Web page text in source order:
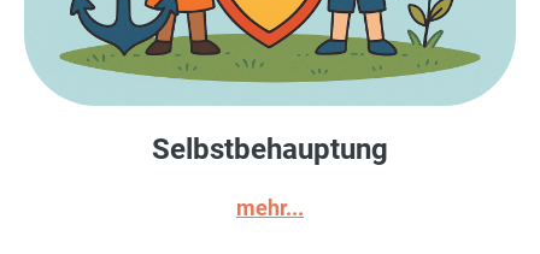
Selbstbehauptung
mehr...